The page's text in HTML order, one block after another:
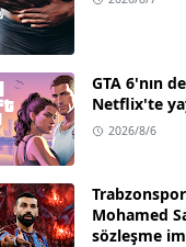
GTA 6'nın
Netflix'te
2026/8/6
Mohamed
sözleşme